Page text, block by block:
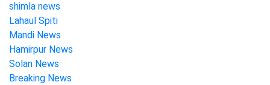
shimla news
Lahaul Spiti
Mandi News
Hamirpur News
Solan News
Breaking News